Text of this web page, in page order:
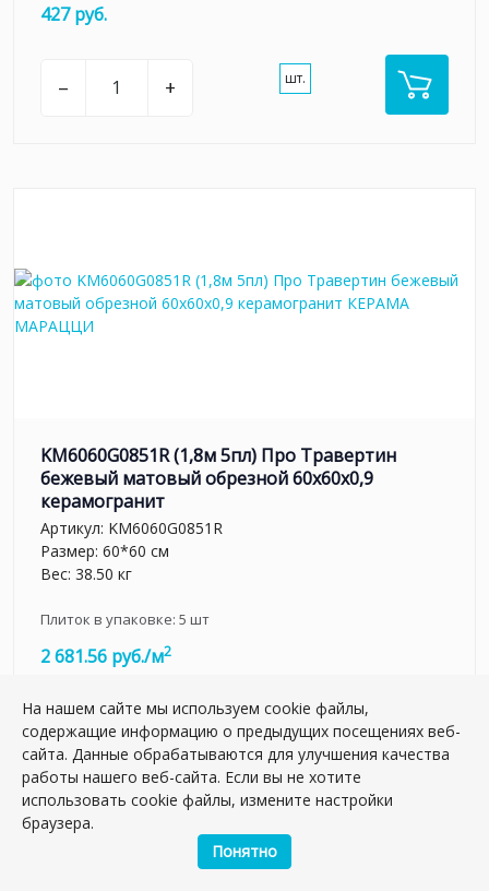
427 руб.
– + шт.
KM6060G0851R (1,8м 5пл) Про Травертин
бежевый матовый обрезной 60x60x0,9
керамогранит
Артикул: KM6060G0851R
Размер: 60*60 см
Вес: 38.50 кг
Плиток в упаковке: 5 шт
2 681.56 руб./м2
– +
м2
шт.
упак.
На нашем сайте мы используем cookie файлы,
содержащие информацию о предыдущих посещениях веб-
сайта. Данные обрабатываются для улучшения качества
работы нашего веб-сайта. Если вы не хотите
использовать cookie файлы, измените настройки
браузера.
Понятно